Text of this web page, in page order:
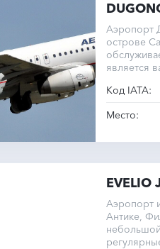
Аэропорт
острове
является
Код IATA:
Место:
EVELIO
Аэропорт
Антике,